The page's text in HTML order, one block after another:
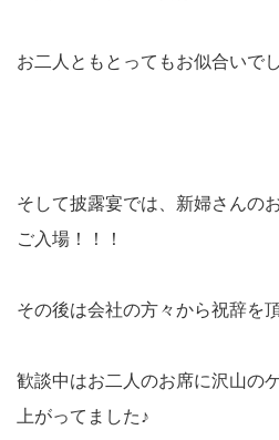
お二人ともとってもお似合い
そして披露宴では、新婦さんの
ご入場！！！
その後は会社の方々から祝辞を
歓談中はお二人のお席に沢山の
上がってました♪